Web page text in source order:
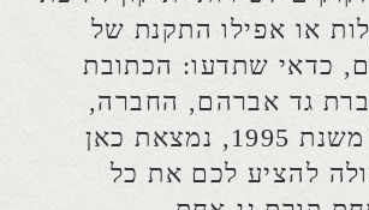
מעוניינים בבדיקת דליפת גז בבית או בעסק
שלך?
השאירו פרטים ואנו ניצור עימכם קשר
עבור תחילת עבודה -לחצו כאן